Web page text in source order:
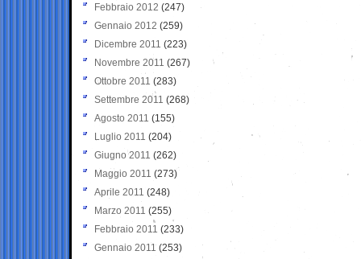
Febbraio 2012 (247)
Gennaio 2012 (259)
Dicembre 2011 (223)
Novembre 2011 (267)
Ottobre 2011 (283)
Settembre 2011 (268)
Agosto 2011 (155)
Luglio 2011 (204)
Giugno 2011 (262)
Maggio 2011 (273)
Aprile 2011 (248)
Marzo 2011 (255)
Febbraio 2011 (233)
Gennaio 2011 (253)